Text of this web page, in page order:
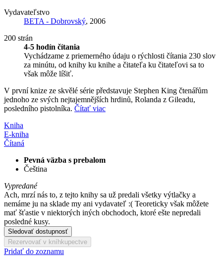
Vydavateľstvo
BETA - Dobrovský, 2006
200 strán
4-5 hodín čítania
Vychádzame z priemerného údaju o rýchlosti čítania 230 slov
za minútu, od knihy ku knihe a čitateľa ku čitateľovi sa to
však môže líšiť.
V první knize ze skvělé série představuje Stephen King čtenářům
jednoho ze svých nejtajemnějších hrdinů, Rolanda z Gileadu,
posledního pistolníka. Čítať viac
Kniha
E-kniha
Čítaná
Pevná väzba s prebalom
Čeština
Vypredané
Ach, mrzí nás to, z tejto knihy sa už predali všetky výtlačky a
nemáme ju na sklade my ani vydavateľ :( Teoreticky však môžete
mať šťastie v niektorých iných obchodoch, ktoré ešte nepredali
posledné kusy.
Sledovať dostupnosť
Rezervovať v kníhkupectve
Pridať do zoznamu